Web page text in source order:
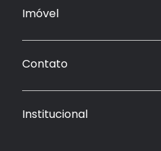
Imóvel
Contato
Institucional